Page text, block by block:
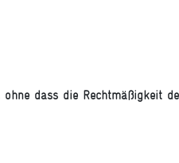
dass die Rechtmäßigkeit